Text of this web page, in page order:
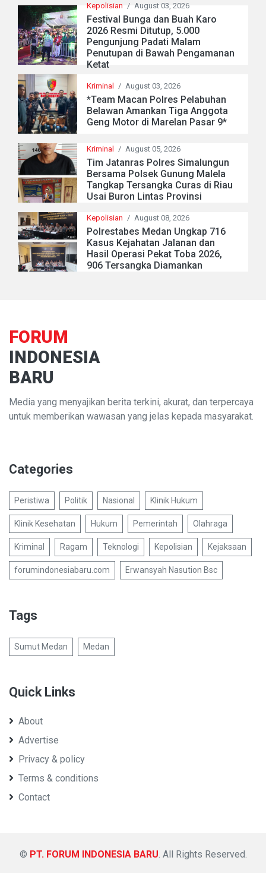
Kepolisian / August 03, 2026
Festival Bunga dan Buah Karo
2026 Resmi Ditutup, 5.000
Pengunjung Padati Malam
Penutupan di Bawah Pengamanan
Ketat
Kriminal / August 03, 2026
*Team Macan Polres Pelabuhan
Belawan Amankan Tiga Anggota
Geng Motor di Marelan Pasar 9*
Kriminal / August 05, 2026
Tim Jatanras Polres Simalungun
Bersama Polsek Gunung Malela
Tangkap Tersangka Curas di Riau
Usai Buron Lintas Provinsi
Kepolisian / August 08, 2026
Polrestabes Medan Ungkap 716
Kasus Kejahatan Jalanan dan
Hasil Operasi Pekat Toba 2026,
906 Tersangka Diamankan
FORUM
INDONESIA
BARU
Media yang menyajikan berita terkini, akurat, dan terpercaya
untuk memberikan wawasan yang jelas kepada masyarakat.
Categories
Peristiwa Politik Nasional Klinik Hukum
Klinik Kesehatan Hukum Pemerintah Olahraga
Kriminal Ragam Teknologi Kepolisian Kejaksaan
forumindonesiabaru.com Erwansyah Nasution Bsc
Tags
Sumut Medan Medan
Quick Links
About
Advertise
Privacy & policy
Terms & conditions
Contact
© PT. FORUM INDONESIA BARU . All Rights Reserved.